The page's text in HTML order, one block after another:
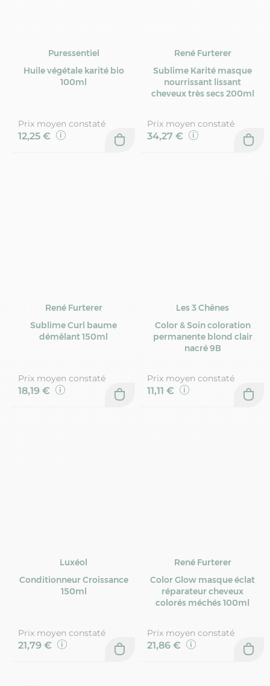
Puressentiel
Huile végétale karité bio
100ml
Prix moyen constaté
12,25 €
René Furterer
Sublime Karité masque
nourrissant lissant
cheveux très secs 200ml
Prix moyen constaté
34,27 €
René Furterer
Sublime Curl baume
démêlant 150ml
Prix moyen constaté
18,19 €
Les 3 Chênes
Color & Soin coloration
permanente blond clair
nacré 9B
Prix moyen constaté
11,11 €
Luxéol
Conditionneur Croissance
150ml
Prix moyen constaté
21,79 €
René Furterer
Color Glow masque éclat
réparateur cheveux
colorés méchés 100ml
Prix moyen constaté
21,86 €